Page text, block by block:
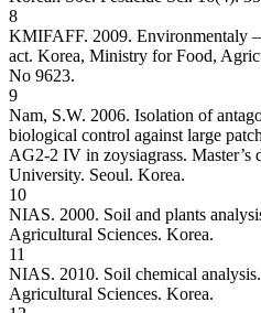
8
KMIFAFF. 2009. Environmentaly
act. Korea, Ministry for Food,
No 9623.
9
Nam, S.W. 2006. Isolation of
biological control against large
AG2-2 IV in zoysiagrass. Master’s
University. Seoul. Korea.
10
NIAS. 2000. Soil and plants
Agricultural Sciences. Korea.
11
NIAS. 2010. Soil chemical
Agricultural Sciences. Korea.